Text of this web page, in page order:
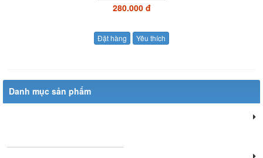
280.000 đ
Đặt hàng Yêu thích
Danh mục sản phẩm